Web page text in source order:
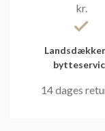
kr.
14 dages